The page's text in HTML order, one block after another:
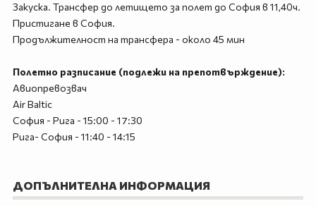
Закуска. Трансфер до летището за полет до София в 11,40ч.
Пристигане в София.
Продължителност на трансфера - около 45 мин
Полетно разписание (подлежи на препотвърждение):
Авиопревозвач
Air Baltic
София - Рига - 15:00 - 17:30
Рига- София - 11:40 - 14:15
ДОПЪЛНИТЕЛНА ИНФОРМАЦИЯ